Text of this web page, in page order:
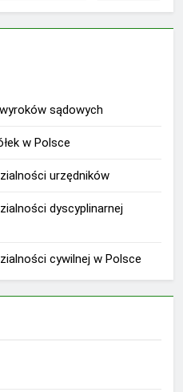
sądowych
w Polsce
urzędników
dyscyplinarnej
cywilnej w Polsce